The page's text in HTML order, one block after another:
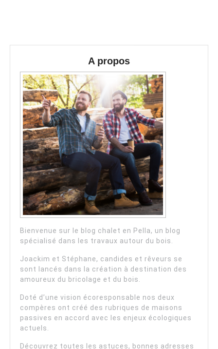
A propos
Bienvenue sur le blog chalet en Pella, un blog
spécialisé dans les travaux autour du bois.
Joackim et Stéphane, candides et rêveurs se
sont lancés dans la création à destination des
amoureux du bricolage et du bois.
Doté d’une vision écoresponsable nos deux
compères ont créé des rubriques de maisons
passives en accord avec les enjeux écologiques
actuels.
Découvrez toutes les astuces, bonnes adresses